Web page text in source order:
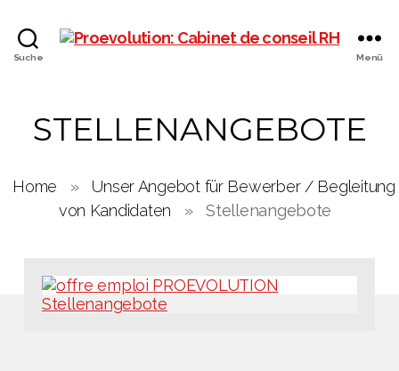
Suche Menü
STELLENANGEBOTE
Home »
Unser Angebot für Bewerber / Begleitung
von Kandidaten
» Stellenangebote